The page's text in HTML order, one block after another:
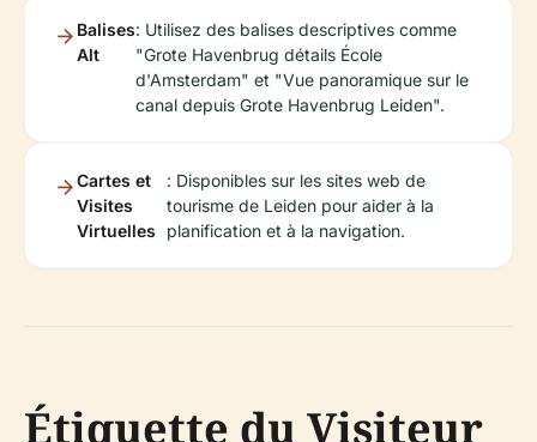
Balises
Alt
: Utilisez des balises descriptives comme
"Grote Havenbrug détails École
d'Amsterdam" et "Vue panoramique sur le
canal depuis Grote Havenbrug Leiden".
Cartes et
Visites
Virtuelles
: Disponibles sur les sites web de
tourisme de Leiden pour aider à la
planification et à la navigation.
Étiquette du Visiteur